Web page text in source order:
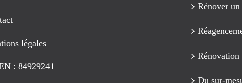
légales
: 84929241
Rénover
Rénovation
Du sur-